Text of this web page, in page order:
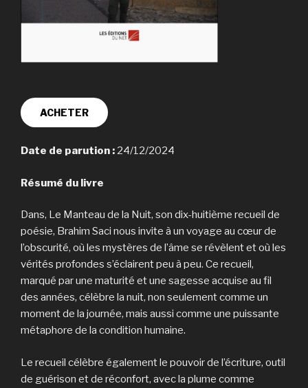
ACHETER
Date de parution : 24/12/2024
Résumé du livre
Dans, Le Manteau de la Nuit, son dix-huitième recueil de
poésie, Brahim Saci nous invite à un voyage au cœur de
l’obscurité, où les mystères de l’âme se révèlent et où les
vérités profondes s’éclairent peu à peu. Ce recueil,
marqué par une maturité et une sagesse acquise au fil
des années, célèbre la nuit, non seulement comme un
moment de la journée, mais aussi comme une puissante
métaphore de la condition humaine.
Le recueil célèbre également le pouvoir de l’écriture, outil
de guérison et de réconfort, avec la plume comme